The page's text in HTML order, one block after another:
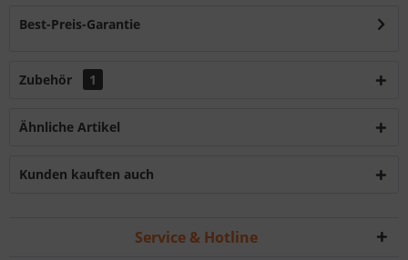
Best-Preis-Garantie
Zubehör 1
Ähnliche Artikel
Kunden kauften auch
Service & Hotline